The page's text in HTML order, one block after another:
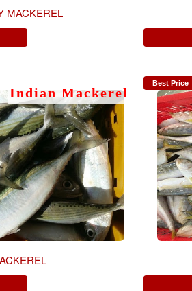
MACKEREL
Indian Mackerel
Best Price